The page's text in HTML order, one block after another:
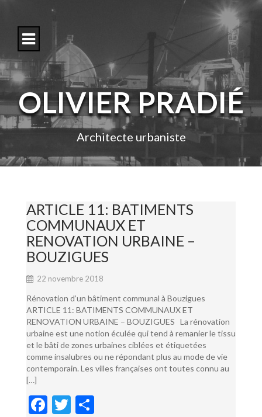
o
c
n
e
OLIVIER PRADIÉ
Architecte urbaniste
ARTICLE 11: BATIMENTS
COMMUNAUX ET
RENOVATION URBAINE –
BOUZIGUES
22 novembre 2018
Rénovation d’un bâtiment communal à Bouzigues
ARTICLE 11: BATIMENTS COMMUNAUX ET
RENOVATION URBAINE – BOUZIGUES La rénovation
urbaine est une notion éculée qui tend à remanier le tissu
et le bâti de zones urbaines ciblées et étiquetées
comme insalubres ou ne répondant plus au mode de vie
contemporain. Les villes françaises ont toutes connu au
[…]
F
T